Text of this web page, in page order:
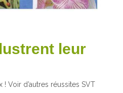
leur
Voir d’autres réussites SVT